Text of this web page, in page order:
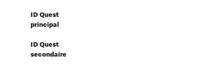
ID Quest
principal
ID Quest
secondaire